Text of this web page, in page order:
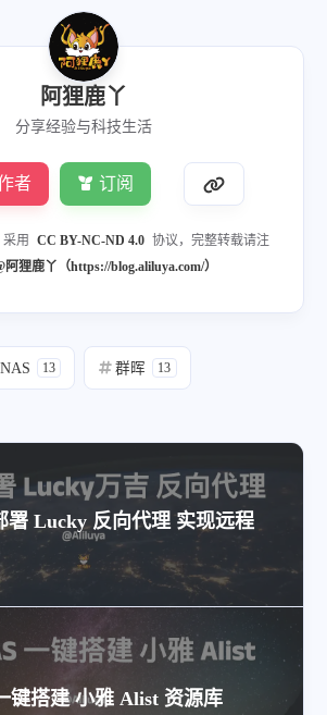
阿狸鹿丫
分享经验与科技生活
者 订阅
用 CC BY-NC-ND 4.0 协议，完整转载请注
阿狸鹿丫（https://blog.aliluya.com/）
NAS 13 群晖 13
署 Lucky 反向代理 实现远程
键搭建 小雅 Alist 资源库